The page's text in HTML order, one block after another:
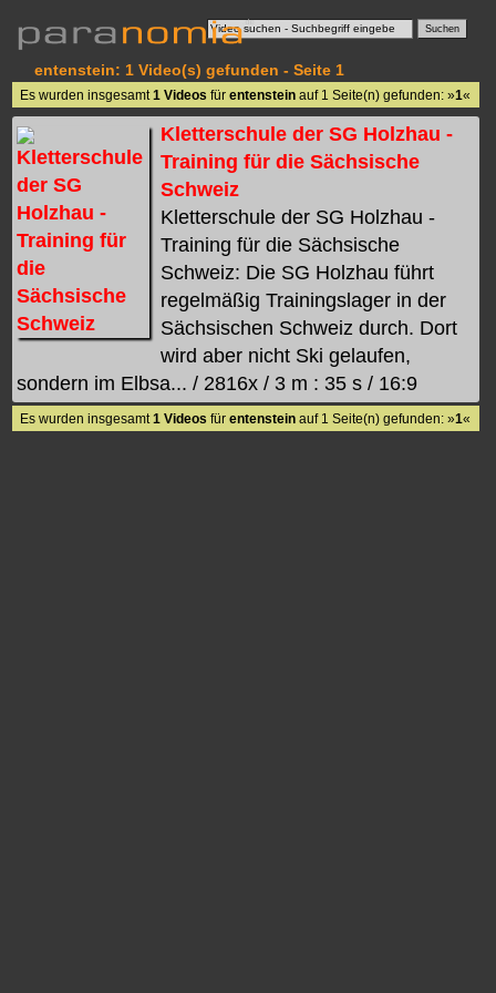
entenstein: 1 Video(s) gefunden - Seite 1
Es wurden insgesamt1 Videos fürentenstein auf 1 Seite(n) gefunden: »1«
Kletterschule der SG Holzhau -
Training für die Sächsische
Schweiz
Kletterschule der SG Holzhau -
Training für die Sächsische
Schweiz: Die SG Holzhau führt
regelmäßig Trainingslager in der
Sächsischen Schweiz durch. Dort
wird aber nicht Ski gelaufen,
sondern im Elbsa... / 2816x / 3 m : 35 s / 16:9
Es wurden insgesamt1 Videos fürentenstein auf 1 Seite(n) gefunden: »1«